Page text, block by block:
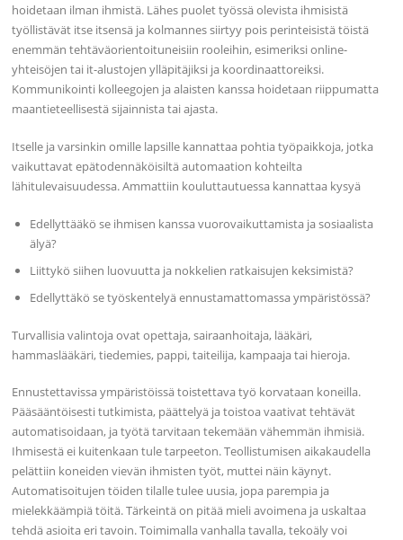
hoidetaan ilman ihmistä. Lähes puolet työssä olevista ihmisistä
työllistävät itse itsensä ja kolmannes siirtyy pois perinteisistä töistä
enemmän tehtäväorientoituneisiin rooleihin, esimeriksi online-
yhteisöjen tai it-alustojen ylläpitäjiksi ja koordinaattoreiksi.
Kommunikointi kolleegojen ja alaisten kanssa hoidetaan riippumatta
maantieteellisestä sijainnista tai ajasta.
Itselle ja varsinkin omille lapsille kannattaa pohtia työpaikkoja, jotka
vaikuttavat epätodennäköisiltä automaation kohteilta
lähitulevaisuudessa. Ammattiin kouluttautuessa kannattaa kysyä
Edellyttääkö se ihmisen kanssa vuorovaikuttamista ja sosiaalista
älyä?
Liittykö siihen luovuutta ja nokkelien ratkaisujen keksimistä?
Edellyttäkö se työskentelyä ennustamattomassa ympäristössä?
Turvallisia valintoja ovat opettaja, sairaanhoitaja, lääkäri,
hammaslääkäri, tiedemies, pappi, taiteilija, kampaaja tai hieroja.
Ennustettavissa ympäristöissä toistettava työ korvataan koneilla.
Pääsääntöisesti tutkimista, päättelyä ja toistoa vaativat tehtävät
automatisoidaan, ja työtä tarvitaan tekemään vähemmän ihmisiä.
Ihmisestä ei kuitenkaan tule tarpeeton. Teollistumisen aikakaudella
pelättiin koneiden vievän ihmisten työt, muttei näin käynyt.
Automatisoitujen töiden tilalle tulee uusia, jopa parempia ja
mielekkäämpiä töitä. Tärkeintä on pitää mieli avoimena ja uskaltaa
tehdä asioita eri tavoin. Toimimalla vanhalla tavalla, tekoäly voi